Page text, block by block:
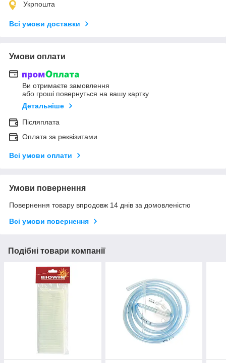
Укрпошта
Всі умови доставки
Умови оплати
Ви отримаєте замовлення
або гроші повернуться на вашу картку
Детальніше
Післяплата
Оплата за реквізитами
Всі умови оплати
Умови повернення
Повернення товару впродовж 14 днів за домовленістю
Всі умови повернення
Подібні товари компанії